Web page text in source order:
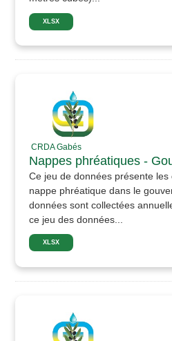
XLSX
CRDA Gabés
Nappes phréatiques -
Ce jeu de données présente
nappe phréatique dans le
données sont collectées
ce jeu des données...
XLSX